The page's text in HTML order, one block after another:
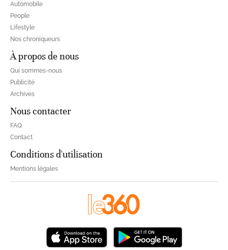
Automobile
People
Lifestyle
Nos chroniqueurs
À propos de nous
Qui sommes-nous
Publicité
Archives
Nous contacter
FAQ
Contact
Conditions d'utilisation
Mentions légales